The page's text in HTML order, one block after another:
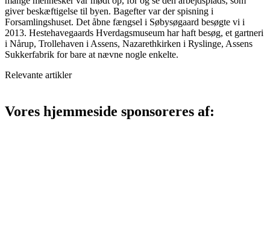
giver beskæftigelse til byen. Bagefter var der spisning i
Forsamlingshuset. Det åbne fængsel i Søbysøgaard besøgte vi i
2013. Hestehavegaards Hverdagsmuseum har haft besøg, et gartneri
i Nårup, Trollehaven i Assens, Nazarethkirken i Ryslinge, Assens
Sukkerfabrik for bare at nævne nogle enkelte.
Relevante artikler
Vores hjemmeside sponsoreres af: